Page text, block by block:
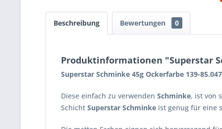
Beschreibung Bewertungen 0
Produktinformationen "Superstar
Superstar Schminke 45g Ockerfarbe 139-85.047
Diese einfach zu verwenden Schminke, ist von
Schicht Superstar Schminke ist genug für eine